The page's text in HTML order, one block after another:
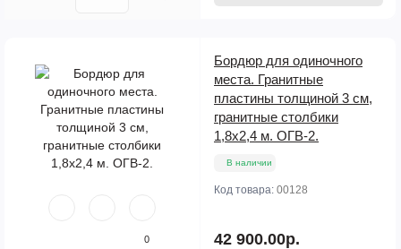
0
Бордюр для одиночного
места. Гранитные
пластины толщиной 3 см,
гранитные столбики
1,8х2,4 м. ОГВ-2.
В наличии
Код товара: 00128
42 900.00р.